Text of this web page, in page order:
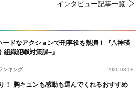
ードなアクションで刑事役を熱演！『八神瑛
組織犯罪対策課–』
ンキング 2026.08.08
！ 胸キュンも感動も運んでくれるおすすめ
インタビュー記事一覧